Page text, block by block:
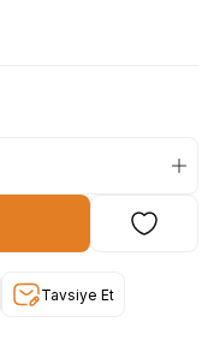
Tavsiye Et